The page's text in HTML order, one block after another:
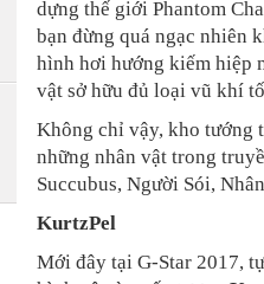
dựng thế giới Phantom
bạn đừng quá ngạc nhiên
hình hơi hướng kiếm hiệp
vật sở hữu đủ loại vũ khí
Không chỉ vậy, kho tướng
những nhân vật trong
Succubus, Người Sói,
KurtzPel
Mới đây tại G-Star 2017,